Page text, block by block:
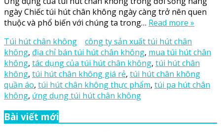
ngày Chiếc túi hút chân không ngày càng trở nên quen
thuộc và phổ biến với chúng ta trong… Read more »
Túi hút chân không
công ty sản xuất túi hút chân
không, địa chỉ bán túi hút chân không, mua túi hút chân
không, tác dụng của túi hút chân không, túi hút chân
không, túi hút chân không giá rẻ, túi hút chân không
quần áo, túi hút chân không thực phẩm, túi pa hút chân
không, ứng dụng túi hút chân không
Bài viết mới